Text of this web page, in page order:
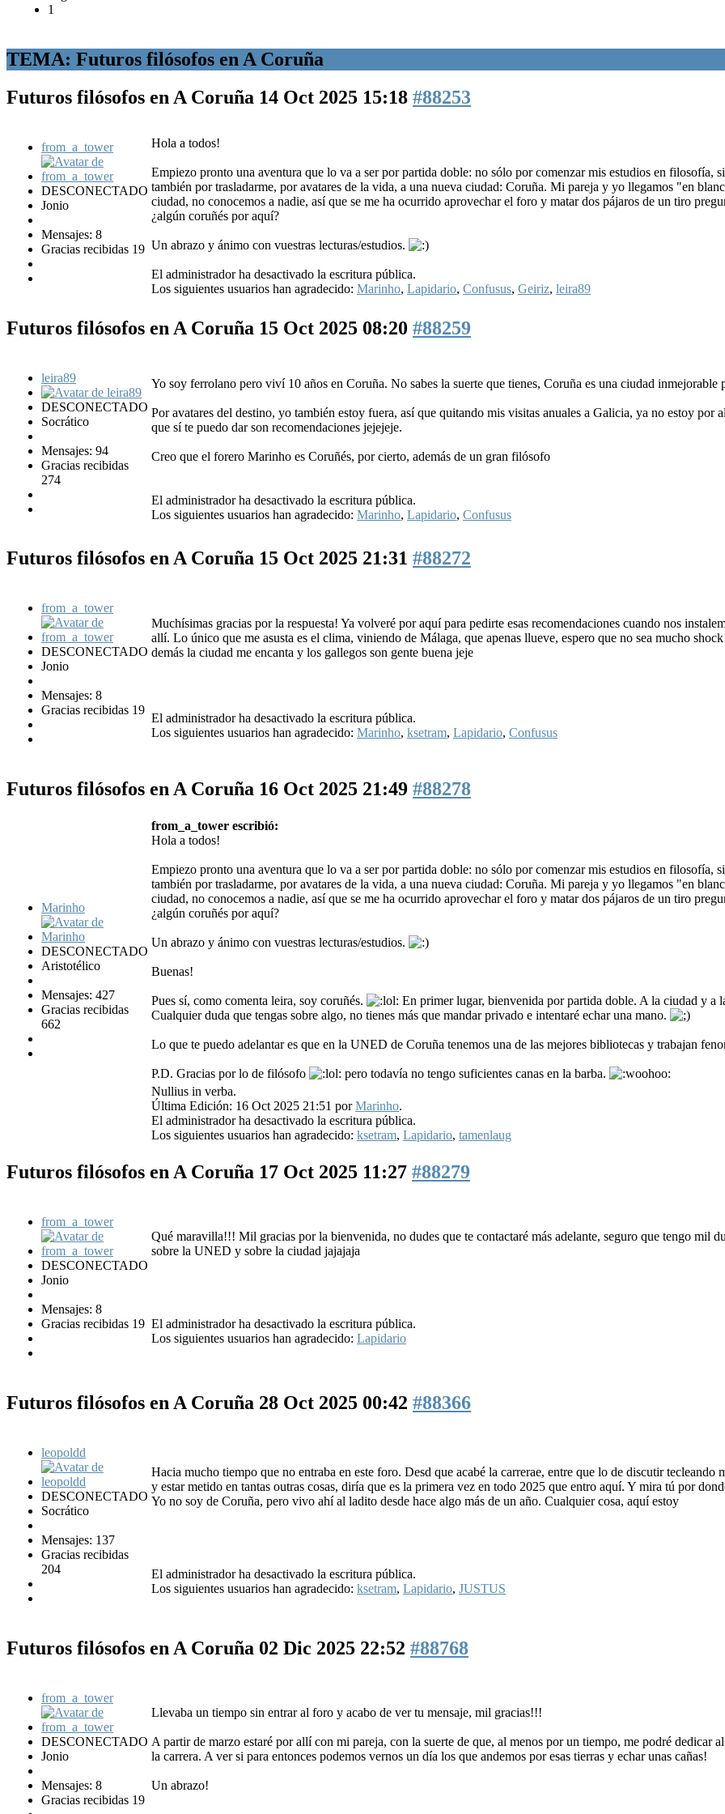
1
TEMA: Futuros filósofos en A Coruña
Futuros filósofos en A Coruña 14 Oct 2025 15:18 #88253
from_a_tower
DESCONECTADO
Jonio
Mensajes: 8
Gracias recibidas 19
Hola a todos!
Empiezo pronto una aventura que lo va a ser por partida doble: no sólo por comenzar mis estudios en filosofía,
también por trasladarme, por avatares de la vida, a una nueva ciudad: Coruña. Mi pareja y yo llegamos "en
ciudad, no conocemos a nadie, así que se me ha ocurrido aprovechar el foro y matar dos pájaros de un tiro
¿algún coruñés por aquí?
Un abrazo y ánimo con vuestras lecturas/estudios.
El administrador ha desactivado la escritura pública.
Los siguientes usuarios han agradecido: Marinho, Lapidario, Confusus, Geiriz, leira89
Futuros filósofos en A Coruña 15 Oct 2025 08:20 #88259
leira89
DESCONECTADO
Socrático
Mensajes: 94
Gracias recibidas
274
Yo soy ferrolano pero viví 10 años en Coruña. No sabes la suerte que tienes, Coruña es una ciudad inmejorable
Por avatares del destino, yo también estoy fuera, así que quitando mis visitas anuales a Galicia, ya no estoy por
que sí te puedo dar son recomendaciones jejejeje.
Creo que el forero Marinho es Coruñés, por cierto, además de un gran filósofo
El administrador ha desactivado la escritura pública.
Los siguientes usuarios han agradecido: Marinho, Lapidario, Confusus
Futuros filósofos en A Coruña 15 Oct 2025 21:31 #88272
from_a_tower
DESCONECTADO
Jonio
Mensajes: 8
Gracias recibidas 19
Muchísimas gracias por la respuesta! Ya volveré por aquí para pedirte esas recomendaciones cuando nos
allí. Lo único que me asusta es el clima, viniendo de Málaga, que apenas llueve, espero que no sea mucho
demás la ciudad me encanta y los gallegos son gente buena jeje
El administrador ha desactivado la escritura pública.
Los siguientes usuarios han agradecido: Marinho, ksetram, Lapidario, Confusus
Futuros filósofos en A Coruña 16 Oct 2025 21:49 #88278
Marinho
DESCONECTADO
Aristotélico
Mensajes: 427
Gracias recibidas
662
from_a_tower escribió:
Hola a todos!
Empiezo pronto una aventura que lo va a ser por partida doble: no sólo por comenzar mis estudios en filosofía,
también por trasladarme, por avatares de la vida, a una nueva ciudad: Coruña. Mi pareja y yo llegamos "en
ciudad, no conocemos a nadie, así que se me ha ocurrido aprovechar el foro y matar dos pájaros de un tiro
¿algún coruñés por aquí?
Un abrazo y ánimo con vuestras lecturas/estudios.
Buenas!
Pues sí, como comenta leira, soy coruñés.
En primer lugar, bienvenida por partida doble. A la ciudad y a
Cualquier duda que tengas sobre algo, no tienes más que mandar privado e intentaré echar una mano.
Lo que te puedo adelantar es que en la UNED de Coruña tenemos una de las mejores bibliotecas y trabajan
P.D. Gracias por lo de filósofo
pero todavía no tengo suficientes canas en la barba.
Nullius in verba.
Última Edición: 16 Oct 2025 21:51 porMarinho.
El administrador ha desactivado la escritura pública.
Los siguientes usuarios han agradecido: ksetram, Lapidario, tamenlaug
Futuros filósofos en A Coruña 17 Oct 2025 11:27 #88279
from_a_tower
DESCONECTADO
Jonio
Mensajes: 8
Gracias recibidas 19
Qué maravilla!!! Mil gracias por la bienvenida, no dudes que te contactaré más adelante, seguro que tengo mil
sobre la UNED y sobre la ciudad jajajaja
El administrador ha desactivado la escritura pública.
Los siguientes usuarios han agradecido: Lapidario
Futuros filósofos en A Coruña 28 Oct 2025 00:42 #88366
leopoldd
DESCONECTADO
Socrático
Mensajes: 137
Gracias recibidas
204
Hacia mucho tiempo que no entraba en este foro. Desd que acabé la carrerae, entre que lo de discutir tecleando
y estar metido en tantas outras cosas, diría que es la primera vez en todo 2025 que entro aquí. Y mira tú por
Yo no soy de Coruña, pero vivo ahí al ladito desde hace algo más de un año. Cualquier cosa, aquí estoy
El administrador ha desactivado la escritura pública.
Los siguientes usuarios han agradecido: ksetram, Lapidario, JUSTUS
Futuros filósofos en A Coruña 02 Dic 2025 22:52 #88768
from_a_tower
DESCONECTADO
Jonio
Mensajes: 8
Gracias recibidas 19
Llevaba un tiempo sin entrar al foro y acabo de ver tu mensaje, mil gracias!!!
A partir de marzo estaré por allí con mi pareja, con la suerte de que, al menos por un tiempo, me podré dedicar
la carrera. A ver si para entonces podemos vernos un día los que andemos por esas tierras y echar unas cañas!
Un abrazo!